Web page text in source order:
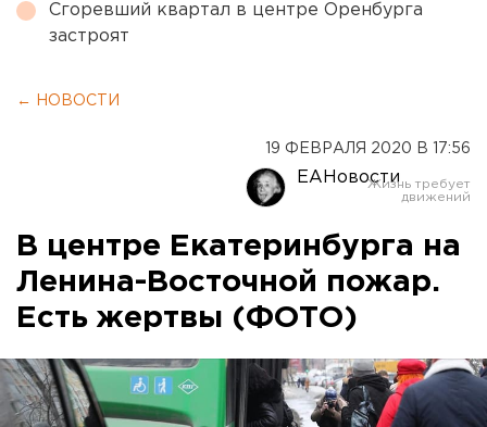
Сгоревший квартал в центре Оренбурга
застроят
← НОВОСТИ
19 ФЕВРАЛЯ 2020 В 17:56
ЕАНовости
В центре Екатеринбурга на
Ленина-Восточной пожар.
Есть жертвы (ФОТО)